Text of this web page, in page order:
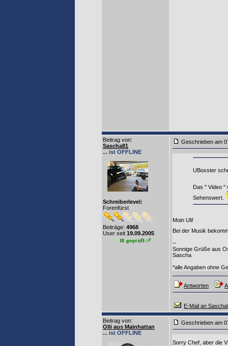
Beitrag von:
Sascha81
... ist OFFLINE
Schreiberlevel:
Forenfürst
Beiträge: 4968
User seit 19.09.2005
Geschrieben am
UBoxster
Das " Video "
Sehenswert.
Moin Uli!
Bei der Musik
--
Sonnige Grüße aus
Sascha
*alle Angaben ohne
Antworten
E-Mail an
Beitrag von:
Olli aus Mainhattan
... ist OFFLINE
Geschrieben am
Sorry Chef, aber die